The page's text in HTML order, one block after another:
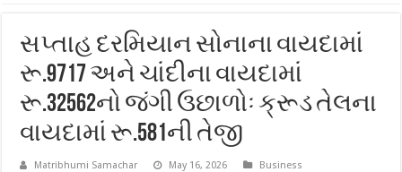
સપ્તાહ દરમિયાન સોનાના વાયદામાં
રૂ.9717 અને ચાંદીના વાયદામાં
રૂ.32562નો જંગી ઉછાળોઃ ક્રૂડ તેલના
વાયદામાં રૂ.581ની તેજી
Matribhumi Samachar May 16, 2026 Business